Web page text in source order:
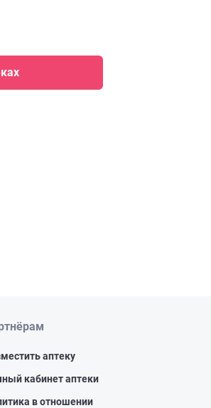
аптеку
кабинет аптеки
в отношении